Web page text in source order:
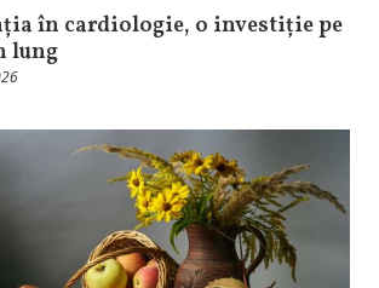
în cardiologie, o investiție pe
lung